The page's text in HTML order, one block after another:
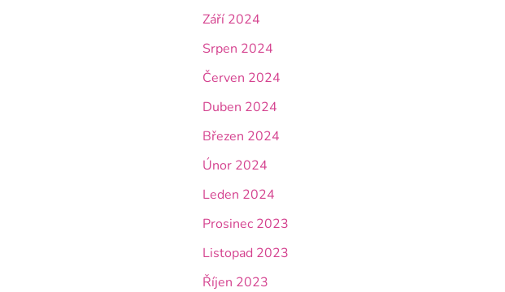
Září 2024
Srpen 2024
Červen 2024
Duben 2024
Březen 2024
Únor 2024
Leden 2024
Prosinec 2023
Listopad 2023
Říjen 2023